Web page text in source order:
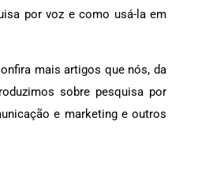
por voz e como usá-la em
mais artigos que nós, da
sobre pesquisa por
e marketing e outros